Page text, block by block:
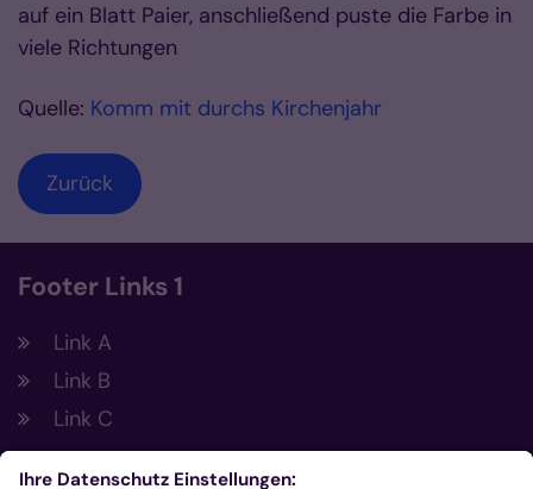
auf ein Blatt Paier, anschließend puste die Farbe in
viele Richtungen
Quelle: Komm mit durchs Kirchenjahr
Zurück
Footer Links 1
Link A
Link B
Link C
Footer Links 2